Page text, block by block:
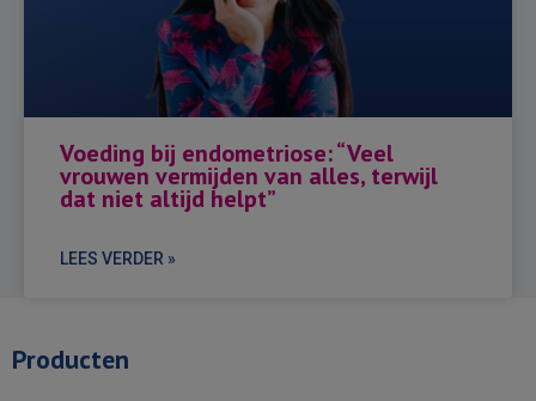
Voeding bij endometriose: “Veel
vrouwen vermijden van alles, terwijl
dat niet altijd helpt”
LEES VERDER »
Producten